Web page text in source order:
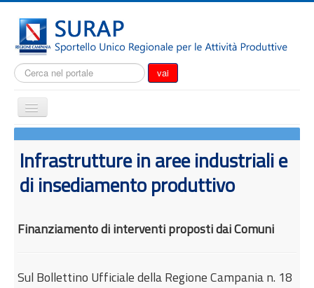
Cerca... vai
Cambia
navigazione
Notizie
Il SURAP
Modulistica
Attrazione degli investimenti
Infrastrutture in aree industriali e
di insediamento produttivo
Finanziamento di interventi proposti dai Comuni
Sul Bollettino Ufficiale della Regione Campania n. 18